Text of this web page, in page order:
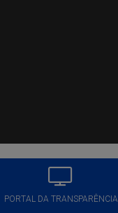
PORTAL DA TRANSPARÊNCIA